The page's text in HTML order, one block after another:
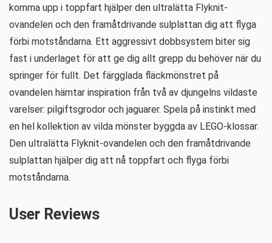
komma upp i toppfart hjälper den ultralätta Flyknit-
ovandelen och den framåtdrivande sulplattan dig att flyga
förbi motståndarna. Ett aggressivt dobbsystem biter sig
fast i underlaget för att ge dig allt grepp du behöver när du
springer för fullt. Det färgglada fläckmönstret på
ovandelen hämtar inspiration från två av djungelns vildaste
varelser: pilgiftsgrodor och jaguarer. Spela på instinkt med
en hel kollektion av vilda mönster byggda av LEGO-klossar.
Den ultralätta Flyknit-ovandelen och den framåtdrivande
sulplattan hjälper dig att nå toppfart och flyga förbi
motståndarna.
User Reviews